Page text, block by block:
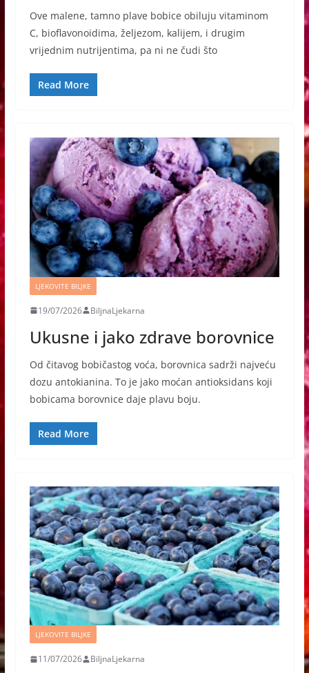
Ove malene, tamno plave bobice obiluju vitaminom
C, bioflavonoidima, željezom, kalijem, i drugim
vrijednim nutrijentima, pa ni ne čudi što
Read More
LJEKOVITE BILJKE
19/07/2026 BiljnaLjekarna
Ukusne i jako zdrave borovnice
Od čitavog bobičastog voća, borovnica sadrži najveću
dozu antokianina. To je jako moćan antioksidans koji
bobicama borovnice daje plavu boju.
Read More
LJEKOVITE BILJKE
11/07/2026 BiljnaLjekarna